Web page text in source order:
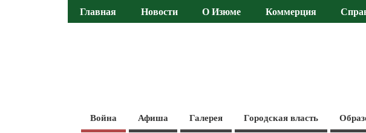
Главная Новости О Изюме Коммерция
Война Афиша Галерея Городская власть